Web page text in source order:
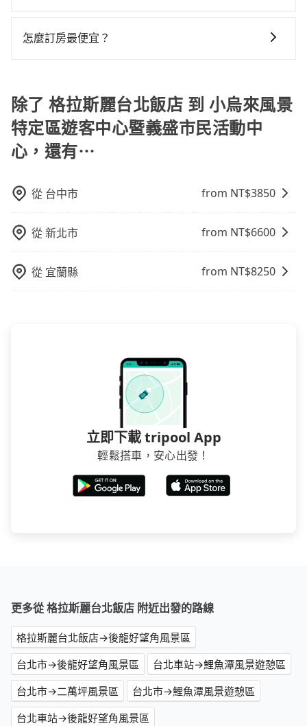
三人以下要乘車，也可參考tripool的拼車共乘服務，最
$7,800。當然這金額比搭計程車便宜，且在前往小烏來
點可能離格拉斯麗台北飯店還有段路，且須配合車行營
業時間做租還動作，另外承租過程繁瑣，租還通常需額
外花費30分鐘做簽約與車體檢查，甚至還要先自行加滿
油，如遇到不肖業者，還車時可能遭遇各種莫名理由而
都是你從格拉斯麗台北飯店到小烏來風景特定區遊客中
麗台北飯店前往小烏來風景特定區遊客中心暨義盛市民
外費用是必要的補償。
怎麼訂房最便宜？
地區、價位、人數、特殊需求來搜尋適合的旅店與房
型，更重要的是通常價格是官網的6~8折，如果又有加入
會員或者使用特定的信用卡，還可以累積點數做現金回
饋或未來換取免費的住房。台灣人常用的線上訂房平台
Expedia.com、Trip.com等。正常來說，線上刷卡付款
完後預定就完成，事先不用電話確認空房，事後也不用
或規模較小的飯店，有可能再多平台同時上架而發生超
在預定時要不選擇評分高、評論多的飯店，不然就是還
要再人工電話與飯店確認。預訂民宿方面，如不怕麻
除了 格拉斯麗台北飯店 到 小烏來風景
特定區遊客中心暨義盛市民活動中
心，還有⋯
從 台中市 from NT$3850
從新北市 from NT$6600
從 宜蘭縣 from NT$8250
立即下載 tripool App
輕鬆搭車，安心出發！
更多從 格拉斯麗台北飯店 附近出發的路線
格拉斯麗台北飯店→後龍好望角風景區
台北市→後龍好望角風景區
台北車站→鯉魚潭風景遊憩區
台北市→二萬坪風景區
台北市→鯉魚潭風景遊憩區
台北車站→後龍好望角風景區